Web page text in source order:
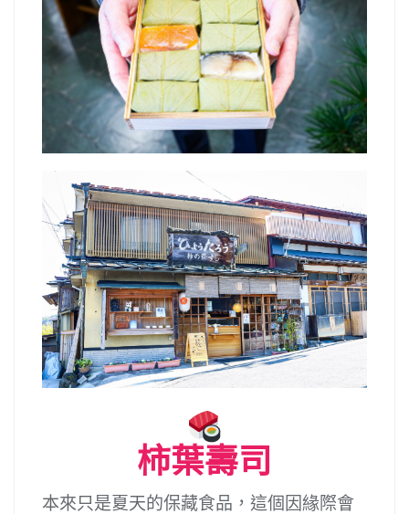
柿葉壽司
本來只是夏天的保藏食品，這個因緣際會